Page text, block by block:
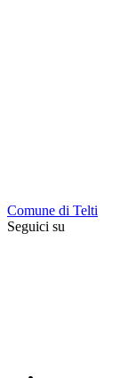
Comune di Telti
Seguici su